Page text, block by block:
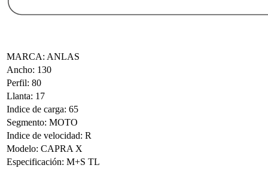
MARCA: ANLAS
Ancho: 130
Perfil: 80
Llanta: 17
Indice de carga: 65
Segmento: MOTO
Indice de velocidad: R
Modelo: CAPRA X
Especificación: M+S TL